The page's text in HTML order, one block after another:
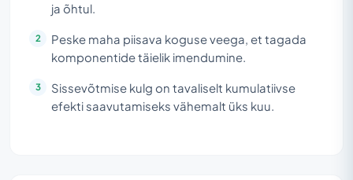
ja õhtul.
Peske maha piisava koguse veega, et tagada
komponentide täielik imendumine.
Sissevõtmise kulg on tavaliselt kumulatiivse
efekti saavutamiseks vähemalt üks kuu.